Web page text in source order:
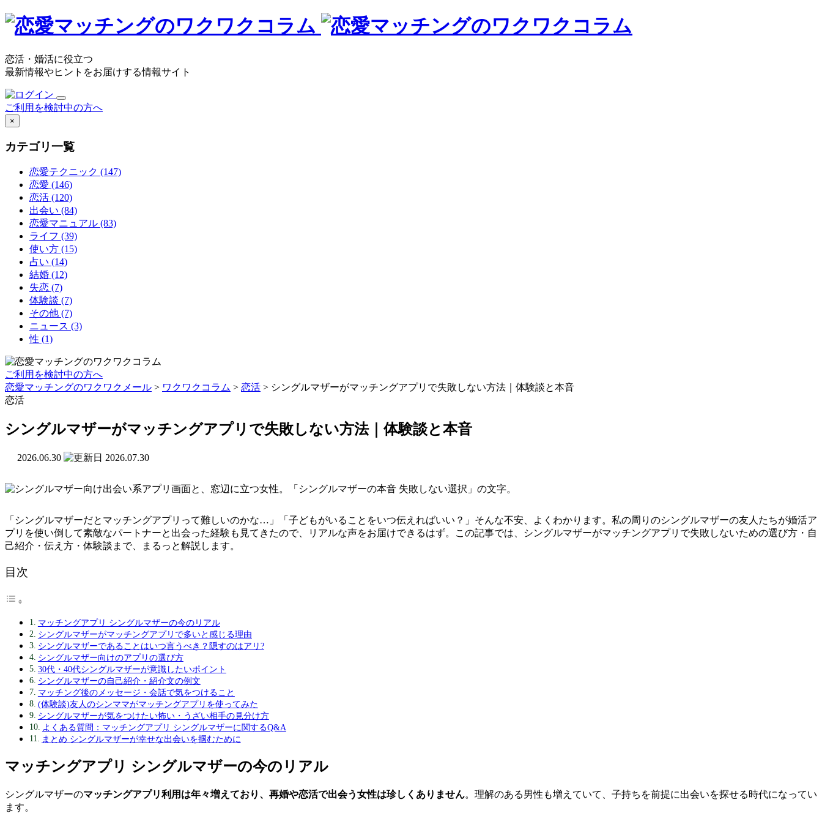
恋活・婚活に役立つ
最新情報やヒントをお届けする情報サイト
ご利用を検討中の方へ
×
カテゴリ一覧
恋愛テクニック (147)
恋愛 (146)
恋活 (120)
出会い (84)
恋愛マニュアル (83)
ライフ (39)
使い方 (15)
占い (14)
結婚 (12)
失恋 (7)
体験談 (7)
その他 (7)
ニュース (3)
性 (1)
ご利用を検討中の方へ
恋愛マッチングのワクワクメール > ワクワクコラム > 恋活 > シングルマザーがマッチングアプリで失敗しない方法｜体験談と本音
恋活
シングルマザーがマッチングアプリで失敗しない方法｜体験談と本音
2026.06.30 2026.07.30
「シングルマザーだとマッチングアプリって難しいのかな…」「子どもがいることをいつ伝えればいい？」そんな不安、よくわかります。私の周りのシングルマザーの友人たちが婚活ア
プリを使い倒して素敵なパートナーと出会った経験も見てきたので、リアルな声をお届けできるはず。この記事では、シングルマザーがマッチングアプリで失敗しないための選び方・自
己紹介・伝え方・体験談まで、まるっと解説します。
目次
マッチングアプリ シングルマザーの今のリアル
シングルマザーがマッチングアプリで多いと感じる理由
シングルマザーであることはいつ言うべき？隠すのはアリ?
シングルマザー向けのアプリの選び方
30代・40代シングルマザーが意識したいポイント
シングルマザーの自己紹介・紹介文の例文
マッチング後のメッセージ・会話で気をつけること
(体験談)友人のシンママがマッチングアプリを使ってみた
シングルマザーが気をつけたい怖い・うざい相手の見分け方
よくある質問：マッチングアプリ シングルマザーに関するQ&A
まとめ シングルマザーが幸せな出会いを掴むために
マッチングアプリ シングルマザーの今のリアル
シングルマザーのマッチングアプリ利用は年々増えており、再婚や恋活で出会う女性は珍しくありません。理解のある男性も増えていて、子持ちを前提に出会いを探せる時代になってい
ます。